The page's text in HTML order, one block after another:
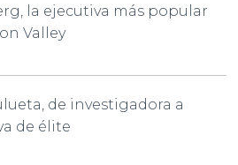
la ejecutiva más popular
Valley
de investigadora a
de élite